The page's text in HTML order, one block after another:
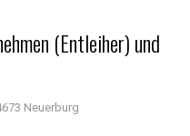
(Entleiher) und
Neuerburg